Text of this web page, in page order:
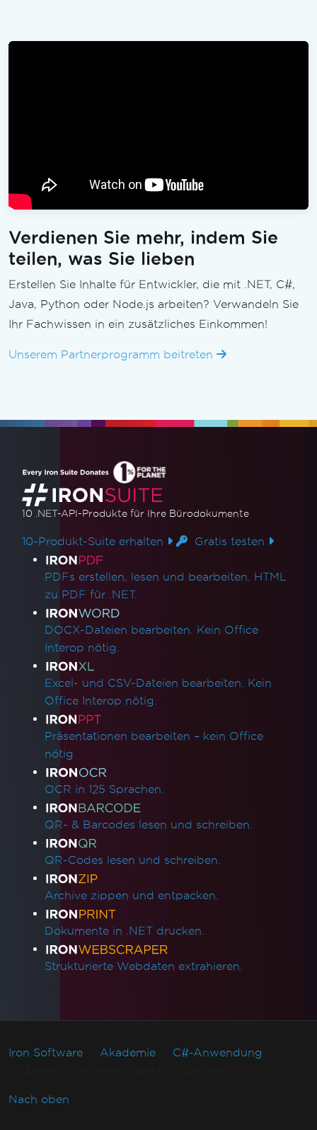
Verdienen Sie mehr, indem Sie
teilen, was Sie lieben
Erstellen Sie Inhalte für Entwickler, die mit .NET, C#,
Java, Python oder Node.js arbeiten? Verwandeln Sie
Ihr Fachwissen in ein zusätzliches Einkommen!
Unserem Partnerprogramm beitreten
10 .NET-API-Produkte für Ihre Bürodokumente
10-Produkt-Suite erhalten Gratis testen
Produktlinks
PDFs erstellen, lesen und bearbeiten. HTML
zu PDF für .NET.
DOCX-Dateien bearbeiten. Kein Office
Interop nötig.
Excel- und CSV-Dateien bearbeiten. Kein
Office Interop nötig.
Präsentationen bearbeiten – kein Office
nötig
OCR in 125 Sprachen.
QR- & Barcodes lesen und schreiben.
QR-Codes lesen und schreiben.
Archive zippen und entpacken.
Dokumente in .NET drucken.
Strukturierte Webdaten extrahieren.
Iron Software Akademie
C#-Anwendung
Nach oben